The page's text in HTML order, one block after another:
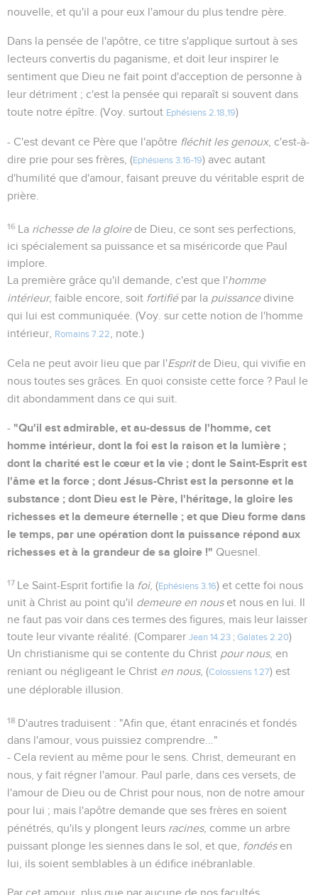
nouvelle, et qu'il a pour eux l'amour du plus tendre père.
Dans la pensée de l'apôtre, ce titre s'applique surtout à ses
lecteurs convertis du paganisme, et doit leur inspirer le
sentiment que Dieu ne fait point d'acception de personne à
leur détriment ; c'est la pensée qui reparaît si souvent dans
toute notre épître. (Voy. surtout Ephésiens 2.18,19)
- C'est devant ce Père que l'apôtre fléchit les genoux, c'est-à-
dire prie pour ses frères, (Ephésiens 3.16-19) avec autant
d'humilité que d'amour, faisant preuve du véritable esprit de
prière.
16 La richesse de la gloirede Dieu, ce sont ses perfections,
ici spécialement sa puissance et sa miséricorde que Paul
implore.
La première grâce qu'il demande, c'est que l'homme
intérieur, faible encore, soit fortifiépar la puissancedivine
qui lui est communiquée. (Voy. sur cette notion de l'homme
intérieur,
Romains 7.22 , note.)
Cela ne peut avoir lieu que par l'Espritde Dieu, qui vivifie en
nous toutes ses grâces. En quoi consiste cette force ? Paul le
dit abondamment dans ce qui suit.
- "Qu'il est admirable, et au-dessus de l'homme, cet
homme intérieur, dont la foi est la raison et la lumière ;
dont la charité est le cœur et la vie ; dont le Saint-Esprit est
l'âme et la force ; dont Jésus-Christ est la personne et la
substance ; dont Dieu est le Père, l'héritage, la gloire les
richesses et la demeure éternelle ; et que Dieu forme dans
le temps, par une opération dont la puissance répond aux
richesses et à la grandeur de sa gloire !" Quesnel.
17 Le Saint-Esprit fortifie la foi, (Ephésiens 3.16) et cette foi nous
unit à Christ au point qu'il demeure en nouset nous en lui. Il
ne faut pas voir dans ces termes des figures, mais leur laisser
toute leur vivante réalité. (Comparer Jean 14.23 ; Galates 2.20)
Un christianisme qui se contente du Christ pour nous, en
reniant ou négligeant le Christ en nous, (Colossiens 1.27) est
une déplorable illusion.
18 D'autres traduisent : "Afin que, étant enracinés et fondés
dans l'amour, vous puissiez comprendre..."
- Cela revient au même pour le sens. Christ, demeurant en
nous, y fait régner l'amour. Paul parle, dans ces versets, de
l'amour de Dieu ou de Christ pour nous, non de notre amour
pour lui ; mais l'apôtre demande que ses frères en soient
pénétrés, qu'ils y plongent leurs racines, comme un arbre
puissant plonge les siennes dans le sol, et que,
fondésen
lui, ils soient semblables à un édifice inébranlable.
Par cet amour, plus que par aucune de nos facultés